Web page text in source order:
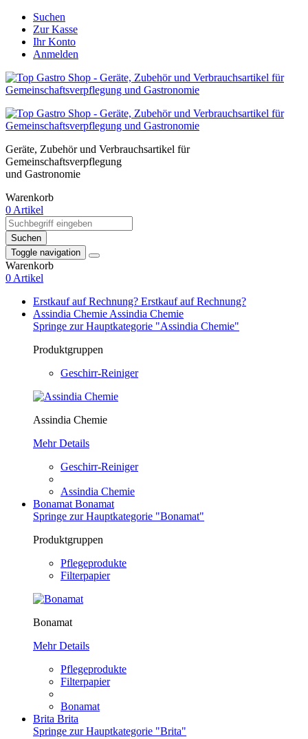
Suchen
Zur Kasse
Ihr Konto
Anmelden
Geräte, Zubehör und Verbrauchsartikel für
Gemeinschaftsverpflegung
und Gastronomie
Warenkorb
0 Artikel
Suchen
Toggle navigation
Warenkorb
0 Artikel
Erstkauf auf Rechnung? Erstkauf auf Rechnung?
Assindia Chemie Assindia Chemie
Springe zur Hauptkategorie "Assindia Chemie"
Produktgruppen
Geschirr-Reiniger
Assindia Chemie
Mehr Details
Geschirr-Reiniger
Assindia Chemie
Bonamat Bonamat
Springe zur Hauptkategorie "Bonamat"
Produktgruppen
Pflegeprodukte
Filterpapier
Bonamat
Mehr Details
Pflegeprodukte
Filterpapier
Bonamat
Brita Brita
Springe zur Hauptkategorie "Brita"